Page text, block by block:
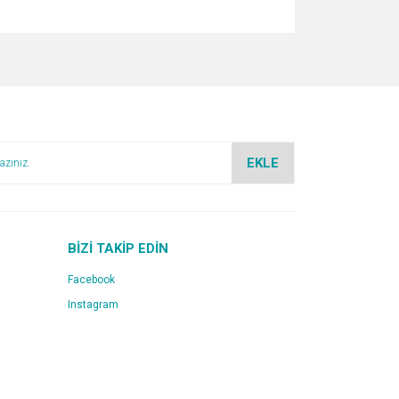
EKLE
BİZİ TAKİP EDİN
Facebook
Instagram